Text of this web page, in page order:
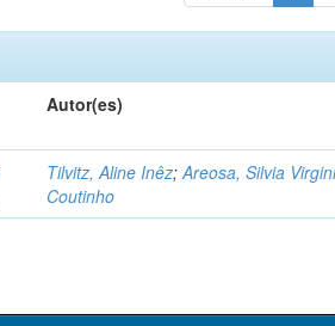
Autor(es)
Tilvitz, Aline Inêz;Areosa, Silvia
Coutinho